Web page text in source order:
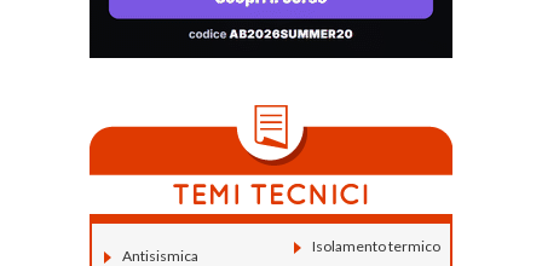
Antisismica
Isolamento termico